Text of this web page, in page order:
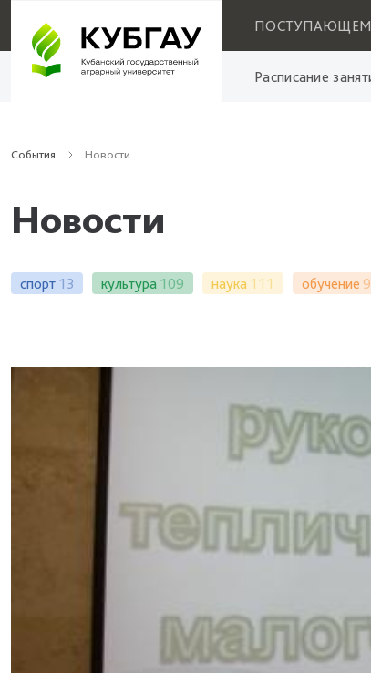
Расписание
События Новости
Новости
спорт 13 культура 109 наука 111 обучение